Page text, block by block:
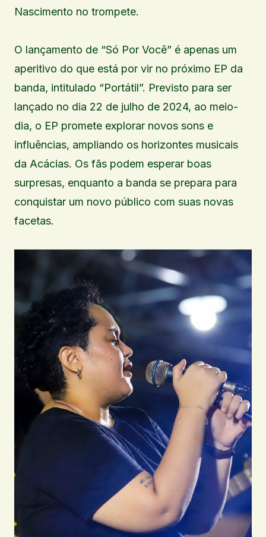
Nascimento no trompete.
O lançamento de “Só Por Você” é apenas um
aperitivo do que está por vir no próximo EP da
banda, intitulado “Portátil”. Previsto para ser
lançado no dia 22 de julho de 2024, ao meio-
dia, o EP promete explorar novos sons e
influências, ampliando os horizontes musicais
da Acácias. Os fãs podem esperar boas
surpresas, enquanto a banda se prepara para
conquistar um novo público com suas novas
facetas.